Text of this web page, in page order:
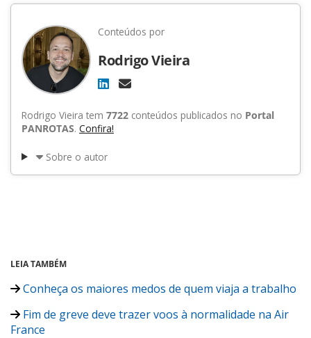
Conteúdos por
Rodrigo Vieira
Rodrigo Vieira tem 7722 conteúdos publicados no Portal
PANROTAS. Confira!
Sobre o autor
LEIA TAMBÉM
Conheça os maiores medos de quem viaja a trabalho
Fim de greve deve trazer voos à normalidade na Air
France